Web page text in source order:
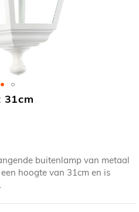
buitenlamp van metaal
hoogte van 31cm en is